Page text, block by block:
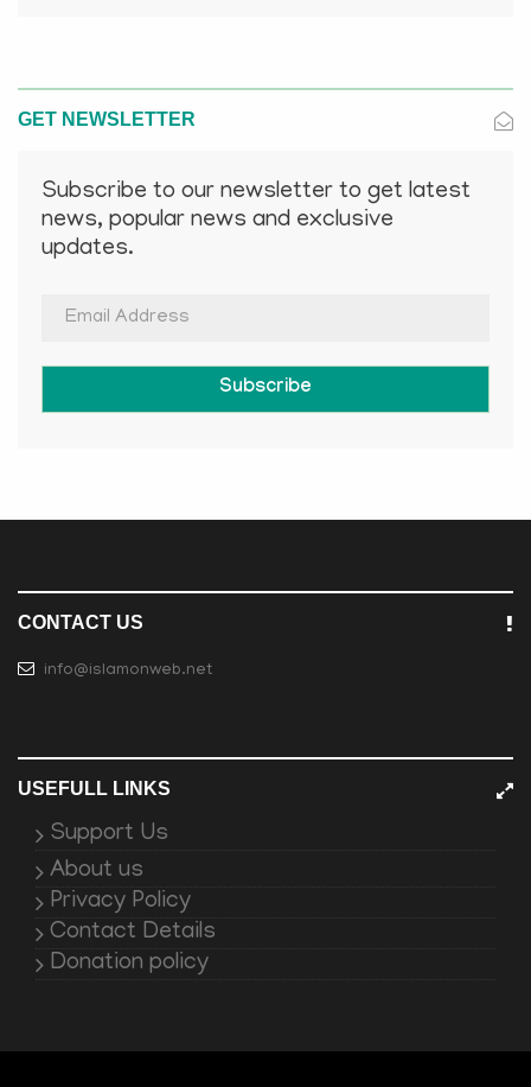
GET NEWSLETTER
Subscribe to our newsletter to get latest
news, popular news and exclusive
updates.
Subscribe
CONTACT US
info@islamonweb.net
USEFULL LINKS
Support Us
About us
Privacy Policy
Contact Details
Donation policy